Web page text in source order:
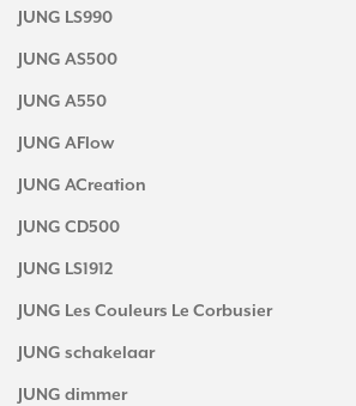
JUNG LS990
JUNG AS500
JUNG A550
JUNG AFlow
JUNG ACreation
JUNG CD500
JUNG LS1912
JUNG Les Couleurs Le Corbusier
JUNG schakelaar
JUNG dimmer